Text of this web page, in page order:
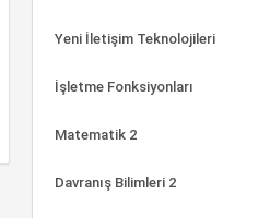
Yeni İletişim Teknolojileri
İşletme Fonksiyonları
Matematik 2
Davranış Bilimleri 2